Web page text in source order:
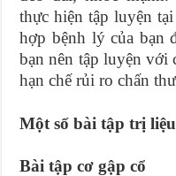
thực hiện tập luyện
hợp bệnh lý của bạn
bạn nên tập luyện với
hạn chế rủi ro chấn
Một số bài tập trị
Bài tập cơ gập cổ